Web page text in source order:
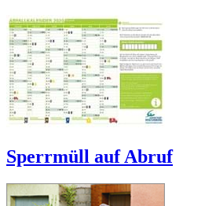
Sperrmüll auf Abruf